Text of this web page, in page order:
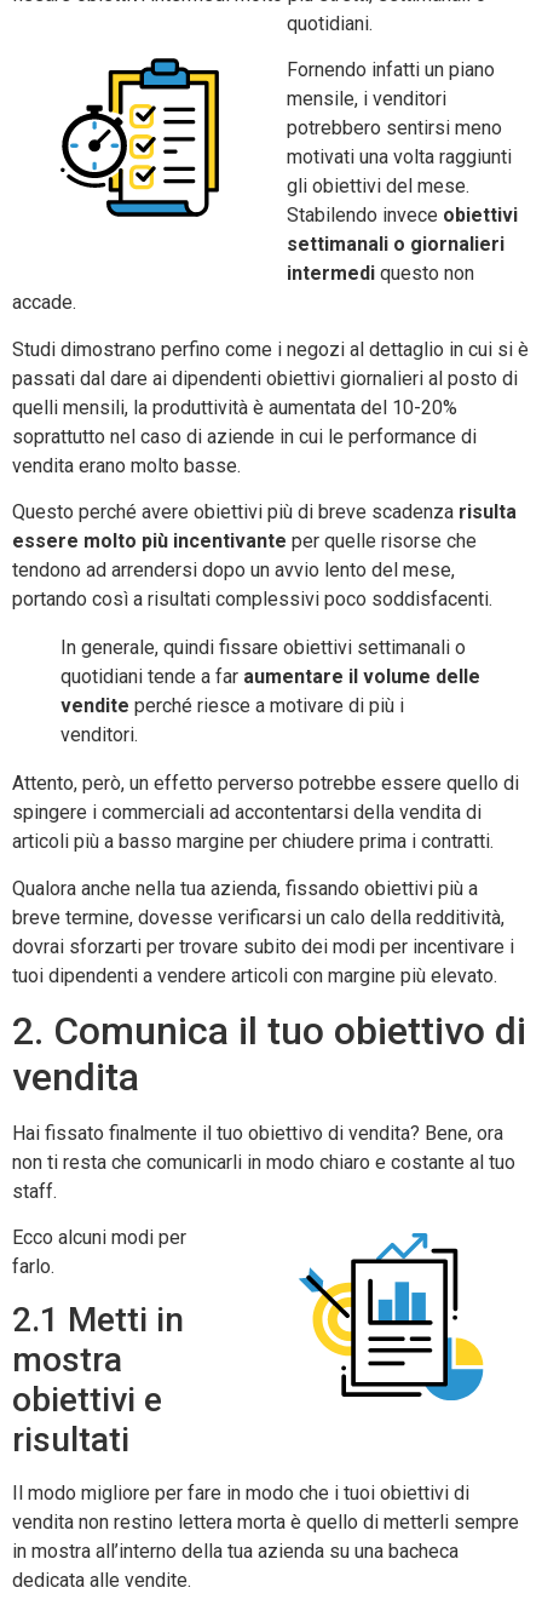
quotidiani.
Fornendo infatti un piano
mensile, i venditori
potrebbero sentirsi meno
motivati una volta raggiunti
gli obiettivi del mese.
Stabilendo invece obiettivi
settimanali o giornalieri
intermedi questo non
accade.
Studi dimostrano perfino come i negozi al dettaglio in cui si è
passati dal dare ai dipendenti obiettivi giornalieri al posto di
quelli mensili, la produttività è aumentata del 10-20%
soprattutto nel caso di aziende in cui le performance di
vendita erano molto basse.
Questo perché avere obiettivi più di breve scadenza risulta
essere molto più incentivante per quelle risorse che
tendono ad arrendersi dopo un avvio lento del mese,
portando così a risultati complessivi poco soddisfacenti.
In generale, quindi fissare obiettivi settimanali o
quotidiani tende a far aumentare il volume delle
vendite perché riesce a motivare di più i
venditori.
Attento, però, un effetto perverso potrebbe essere quello di
spingere i commerciali ad accontentarsi della vendita di
articoli più a basso margine per chiudere prima i contratti.
Qualora anche nella tua azienda, fissando obiettivi più a
breve termine, dovesse verificarsi un calo della redditività,
dovrai sforzarti per trovare subito dei modi per incentivare i
tuoi dipendenti a vendere articoli con margine più elevato.
2. Comunica il tuo obiettivo di
vendita
Hai fissato finalmente il tuo obiettivo di vendita? Bene, ora
non ti resta che comunicarli in modo chiaro e costante al tuo
staff.
Ecco alcuni modi per
farlo.
2.1 Metti in
mostra
obiettivi e
risultati
Il modo migliore per fare in modo che i tuoi obiettivi di
vendita non restino lettera morta è quello di metterli sempre
in mostra all’interno della tua azienda su una bacheca
dedicata alle vendite.